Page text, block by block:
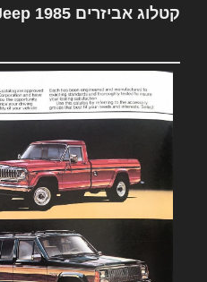
קטלוג אביזרים Jeep 1985